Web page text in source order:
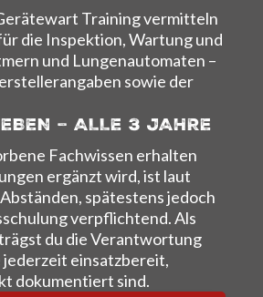
Training vermitteln
die Inspektion, Wartung und
und Lungenautomaten –
sowie der
– ALLE 3 JAHRE
Fachwissen erhalten
ergänzt wird, ist laut
Abständen, spätestens jedoch
verpflichtend. Als
du die Verantwortung
einsatzbereit,
dokumentiert sind.